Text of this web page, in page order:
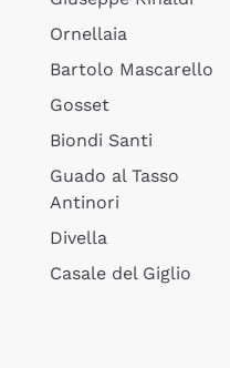
Ornellaia
Bartolo Mascarello
Gosset
Biondi Santi
Guado al Tasso
Antinori
Divella
Casale del Giglio